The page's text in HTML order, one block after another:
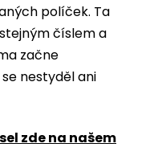
políček. Ta
číslem a
začne
nestyděl ani
zde na našem